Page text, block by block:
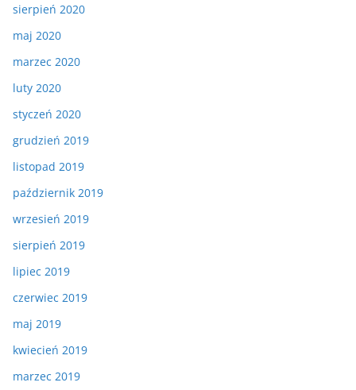
sierpień 2020
maj 2020
marzec 2020
luty 2020
styczeń 2020
grudzień 2019
listopad 2019
październik 2019
wrzesień 2019
sierpień 2019
lipiec 2019
czerwiec 2019
maj 2019
kwiecień 2019
marzec 2019